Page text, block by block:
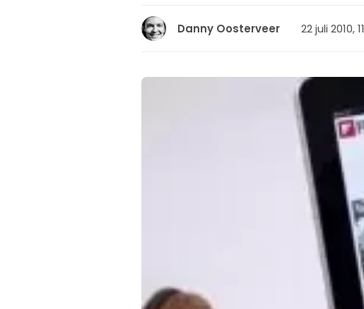
Danny Oosterveer 22 juli 2010,